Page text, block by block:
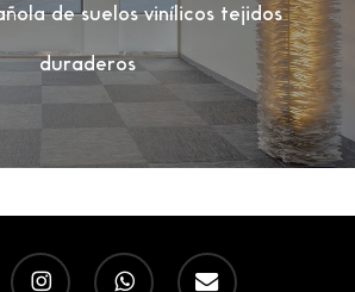
de suelos vinílicos tejidos
duraderos
instagramwhatsappemail